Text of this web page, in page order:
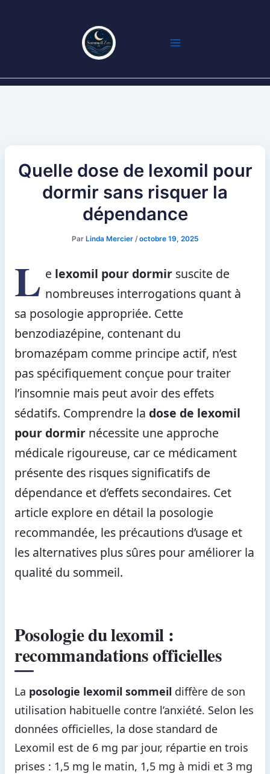
Quelle dose de lexomil pour
dormir sans risquer la
dépendance
Par Linda Mercier / octobre 19, 2025
L e lexomil pour dormirsuscite de
nombreuses interrogations quant à
sa posologie appropriée. Cette
benzodiazépine, contenant du
bromazépam comme principe actif, n’est
pas spécifiquement conçue pour traiter
l’insomnie mais peut avoir des effets
sédatifs. Comprendre la dose de lexomil
pour dormirnécessite une approche
médicale rigoureuse, car ce médicament
présente des risques significatifs de
dépendance et d’effets secondaires. Cet
article explore en détail la posologie
recommandée, les précautions d’usage et
les alternatives plus sûres pour améliorer la
qualité du sommeil.
Posologie du lexomil :
recommandations officielles
La posologie lexomil sommeil diffère de son
utilisation habituelle contre l’anxiété. Selon les
données officielles, la dose standard de
Lexomil est de 6 mg par jour, répartie en trois
prises : 1,5 mg le matin, 1,5 mg à midi et 3 mg